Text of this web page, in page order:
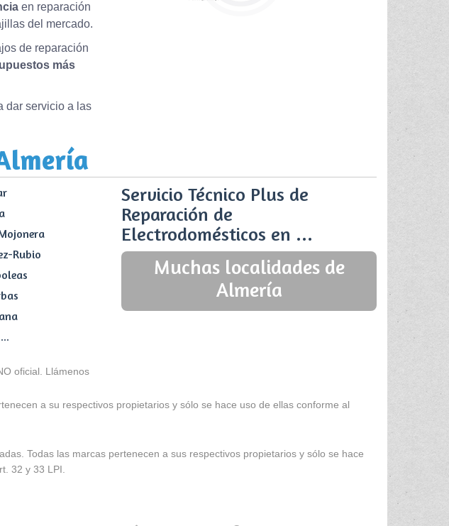
en reparación
del mercado.
de reparación
más
dar servicio a las
Rubio
Servicio Técnico Plus de
Reparación de
Electrodomésticos en ...
Muchas localidades de
Almería
oficial. Llámenos
a su respectivos propietarios y sólo se hace uso de ellas conforme al
Todas las marcas pertenecen a sus respectivos propietarios y sólo se hace
32 y 33 LPI.